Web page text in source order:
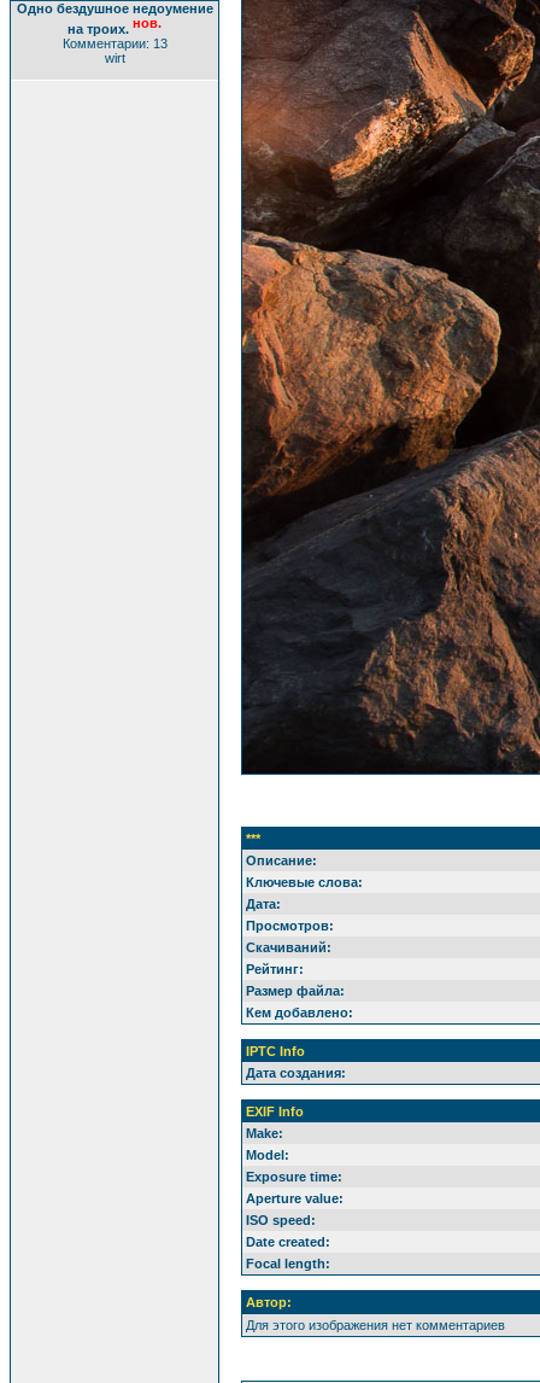
Одно бездушное недоумение
на троих. нов.
Комментарии: 13
wirt
***
Описание:
Ключевые слова:
Дата:
Просмотров:
Скачиваний:
Рейтинг:
Размер файла:
Кем добавлено:
IPTC Info
Дата создания:
EXIF Info
Make:
Model:
Exposure time:
Aperture value:
ISO speed:
Date created:
Focal length:
Автор:
Для этого изображения нет комментариев